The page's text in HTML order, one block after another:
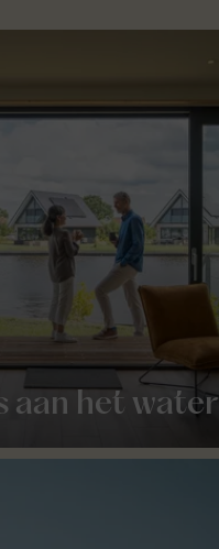
aan het water